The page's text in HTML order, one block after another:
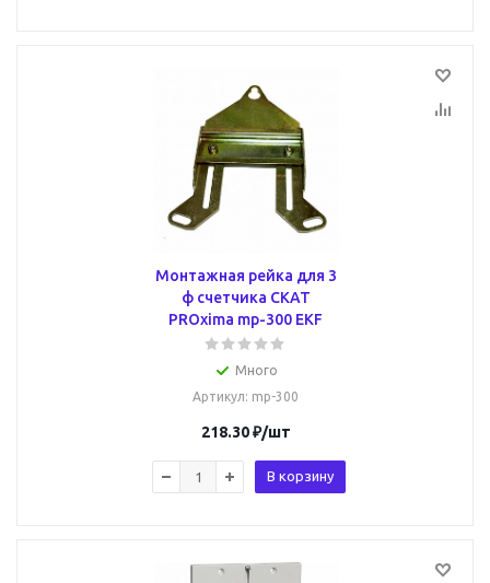
Монтажная рейка для 3
ф счетчика СКАТ
PROxima mp-300 EKF
Много
Артикул: mp-300
218.30₽/шт
В корзину